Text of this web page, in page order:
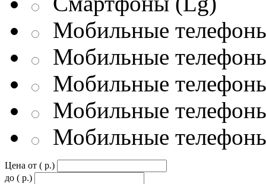
Мобильные
Мобильные
Мобильные
Мобильные
Мобильные
Цена от ( p.)
до ( p.)